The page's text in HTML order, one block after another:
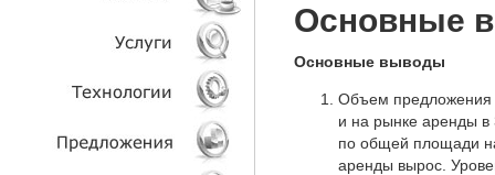
О КОМПАНИИ
НОВОСТИ
УСЛУГИ
ТЕХНОЛОГИИ
Основные
Основные выводы
Объем предложения
и на рынке аренды в
по общей площади
аренды вырос.